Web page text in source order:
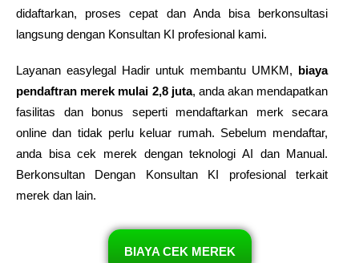
didaftarkan, proses cepat dan Anda bisa berkonsultasi
langsung dengan Konsultan KI profesional kami.
Layanan easylegal Hadir untuk membantu UMKM, biaya
pendaftran merek mulai 2,8 juta, anda akan mendapatkan
fasilitas dan bonus seperti mendaftarkan merk secara
online dan tidak perlu keluar rumah. Sebelum mendaftar,
anda bisa cek merek dengan teknologi AI dan Manual.
Berkonsultan Dengan Konsultan KI profesional terkait
merek dan lain.
BIAYA CEK MEREK